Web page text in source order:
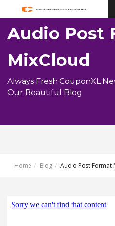
Audio Post
MixCloud
Always Fresh CouponXL
Our Beautiful Blog
Home Blog Audio Post Format